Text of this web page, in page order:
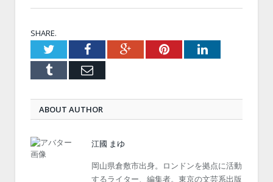
SHARE.
TwitterFacebookGoogle+PinterestLinkedIn
Tumblr Email
ABOUT AUTHOR
江國 まゆ
岡山県倉敷市出身。ロンドンを拠点に活動
するライター、編集者。東京の文芸系出版